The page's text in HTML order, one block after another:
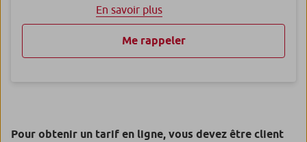
En savoir plus
Me rappeler
Pour obtenir un tarif en ligne, vous devez être client